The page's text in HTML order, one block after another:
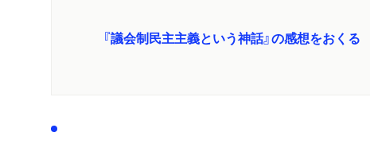
『議会制民主主義という神話』の感想をおくる